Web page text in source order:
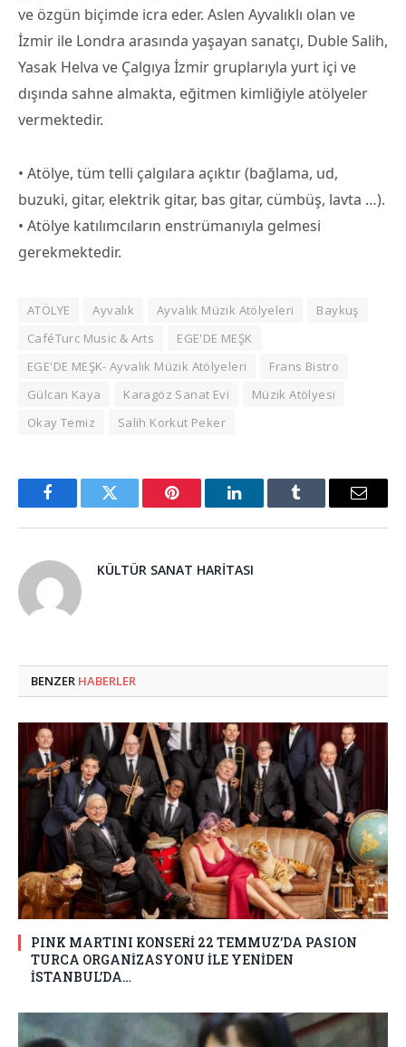
ve özgün biçimde icra eder. Aslen Ayvalıklı olan ve
İzmir ile Londra arasında yaşayan sanatçı, Duble Salih,
Yasak Helva ve Çalgıya İzmir gruplarıyla yurt içi ve
dışında sahne almakta, eğitmen kimliğiyle atölyeler
vermektedir.
• Atölye, tüm telli çalgılara açıktır (bağlama, ud,
buzuki, gitar, elektrik gitar, bas gitar, cümbüş, lavta …).
• Atölye katılımcıların enstrümanıyla gelmesi
gerekmektedir.
ATÖLYE Ayvalık Ayvalık Müzik Atölyeleri
Baykuş
CaféTurc Music & Arts
EGE'DE MEŞK
EGE'DE MEŞK- Ayvalık Müzik Atölyeleri
Frans Bistro
Gülcan Kaya
Karagöz Sanat Evi
Müzik Atölyesi
Okay Temiz
Salih Korkut Peker
FacebookTwitter Pinterest LinkedInTumblr Email
KÜLTÜR SANAT HARITASI
BENZER HABERLER
PINK MARTINI KONSERİ 22 TEMMUZ’DA PASION
TURCA ORGANİZASYONU İLE YENİDEN
İSTANBUL’DA…